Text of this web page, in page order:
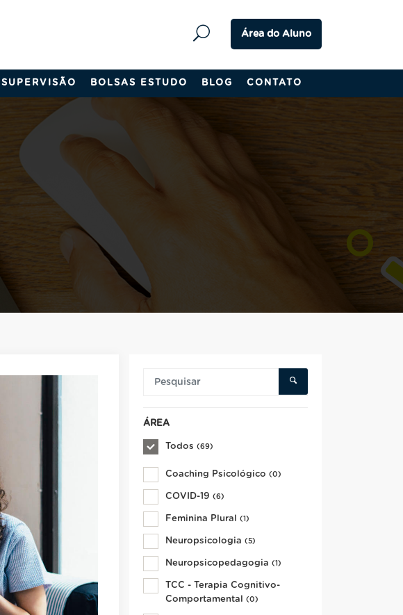
ÁREA
Todos (69)
Coaching Psicológico (0)
COVID-19 (6)
Feminina Plural (1)
Neuropsicologia (5)
Neuropsicopedagogia (1)
TCC - Terapia Cognitivo-
Comportamental (0)
Área do Aluno
SUPERVISÃO BOLSAS ESTUDO BLOG CONTATO